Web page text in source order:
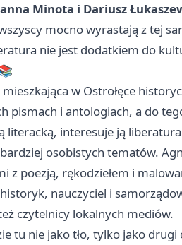
Minota i Dariusz
mocno wyrastają z tej
nie jest dodatkiem do
mieszkająca w Ostrołęce
pismach i antologiach, a do
literacką, interesuje ją
osobistych tematów.
z poezją, rękodziełem i
nauczyciel i
czytelnicy lokalnych mediów.
tu nie jako tło, tylko jako